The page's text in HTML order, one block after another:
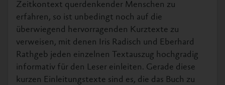
Zeitkontext querdenkender Menschen zu
erfahren, so ist unbedingt noch auf die
überwiegend hervorragenden Kurztexte zu
verweisen, mit denen Iris Radisch und Eberhard
Rathgeb jeden einzelnen Textauszug hochgradig
informativ für den Leser einleiten. Gerade diese
kurzen Einleitungstexte sind es, die das Buch zu